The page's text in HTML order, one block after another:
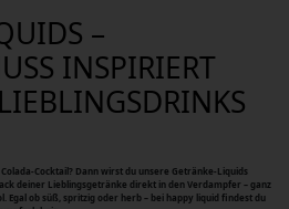
–
INSPIRIERT
Cocktail? Dann wirst du unsere Getränke-Liquids
deiner Lieblingsgetränke direkt in den Verdampfer – ganz
Egal ob süß, spritzig oder herb – bei happy liquid findest du